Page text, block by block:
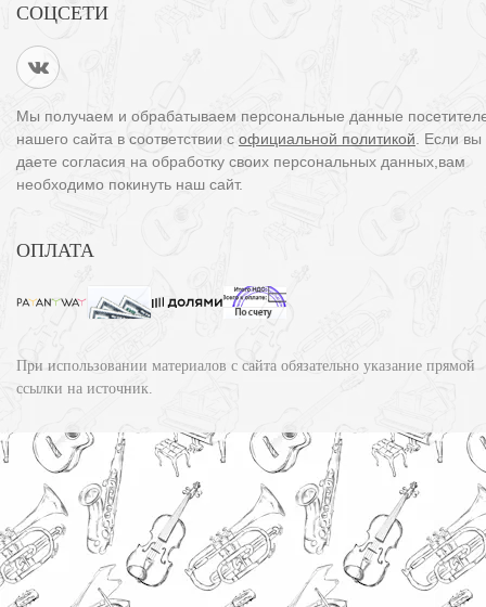
СОЦСЕТИ
Мы получаем и обрабатываем персональные данные
нашего сайта в соответствии с официальной политикой . Если
даете согласия на обработку своих персональных данных,вам
необходимо покинуть наш сайт.
ОПЛАТА
При использовании материалов с сайта обязательно указание прямой
ссылки на источник.